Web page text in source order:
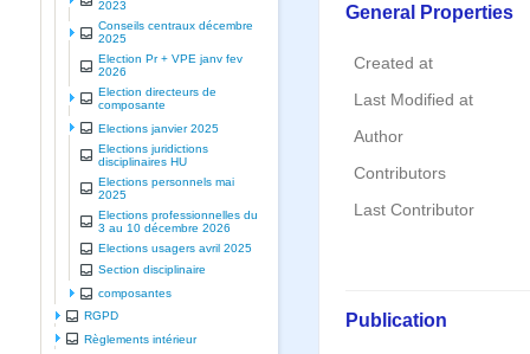
2023
Conseils centraux décembre
2025
Election Pr + VPE janv fev
2026
Election directeurs de
composante
Elections janvier 2025
Elections juridictions
disciplinaires HU
Elections personnels mai
2025
Elections professionnelles du
3 au 10 décembre 2026
Elections usagers avril 2025
Section disciplinaire
composantes
RGPD
Règlements intérieur
General Properties
Created at
Last Modified at
Author
Contributors
Last Contributor
Publication